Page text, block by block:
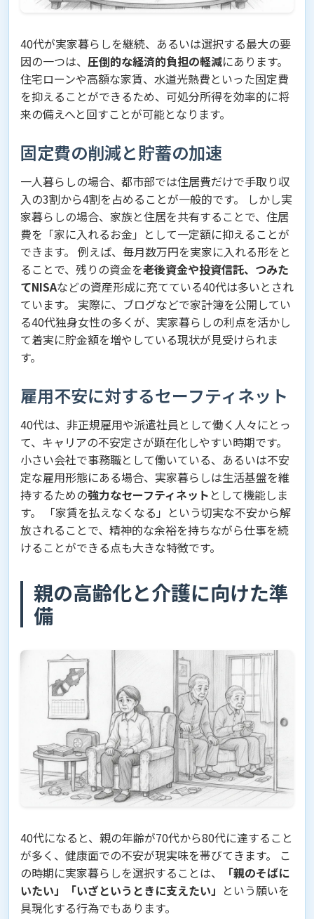
40代が実家暮らしを継続、あるいは選択する最大の要
因の一つは、 圧倒的な経済的負担の軽減にあります。
住宅ローンや高額な家賃、水道光熱費といった固定費
を抑えることができるため、可処分所得を効率的に将
来の備えへと回すことが可能となります。
固定費の削減と貯蓄の加速
一人暮らしの場合、都市部では住居費だけで手取り収
入の3割から4割を占めることが一般的です。 しかし実
家暮らしの場合、家族と住居を共有することで、住居
費を「家に入れるお金」として一定額に抑えることが
できます。 例えば、毎月数万円を実家に入れる形をと
ることで、残りの資金を老後資金や投資信託、つみた
てNISAなどの資産形成に充てている40代は多いとされ
ています。 実際に、ブログなどで家計簿を公開してい
る40代独身女性の多くが、実家暮らしの利点を活かし
て着実に貯金額を増やしている現状が見受けられま
す。
雇用不安に対するセーフティネット
40代は、非正規雇用や派遣社員として働く人々にとっ
て、キャリアの不安定さが顕在化しやすい時期です。
小さい会社で事務職として働いている、あるいは不安
定な雇用形態にある場合、実家暮らしは生活基盤を維
持するための強力なセーフティネット として機能しま
す。 「家賃を払えなくなる」という切実な不安から解
放されることで、精神的な余裕を持ちながら仕事を続
けることができる点も大きな特徴です。
親の高齢化と介護に向けた準
備
40代になると、親の年齢が70代から80代に達すること
が多く、健康面での不安が現実味を帯びてきます。 こ
の時期に実家暮らしを選択することは、
「親のそばに
いたい」「いざというときに支えたい」 という願いを
具現化する行為でもあります。